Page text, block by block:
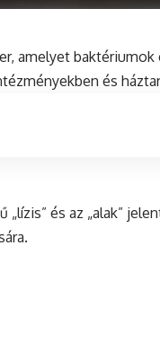
amelyet baktériumok
és
„lízis” és az „alak”